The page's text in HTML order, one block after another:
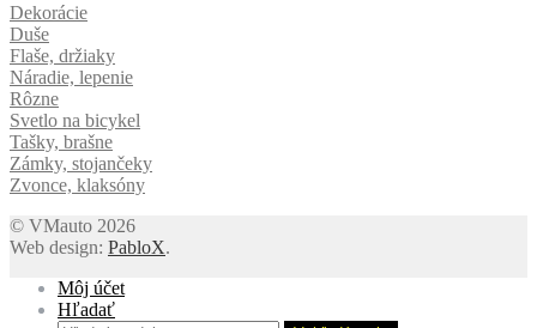
Dekorácie
Duše
Flaše, držiaky
Náradie, lepenie
Rôzne
Svetlo na bicykel
Tašky, brašne
Zámky, stojančeky
Zvonce, klaksóny
© VMauto 2026
Web design: PabloX.
Môj účet
Hľadať